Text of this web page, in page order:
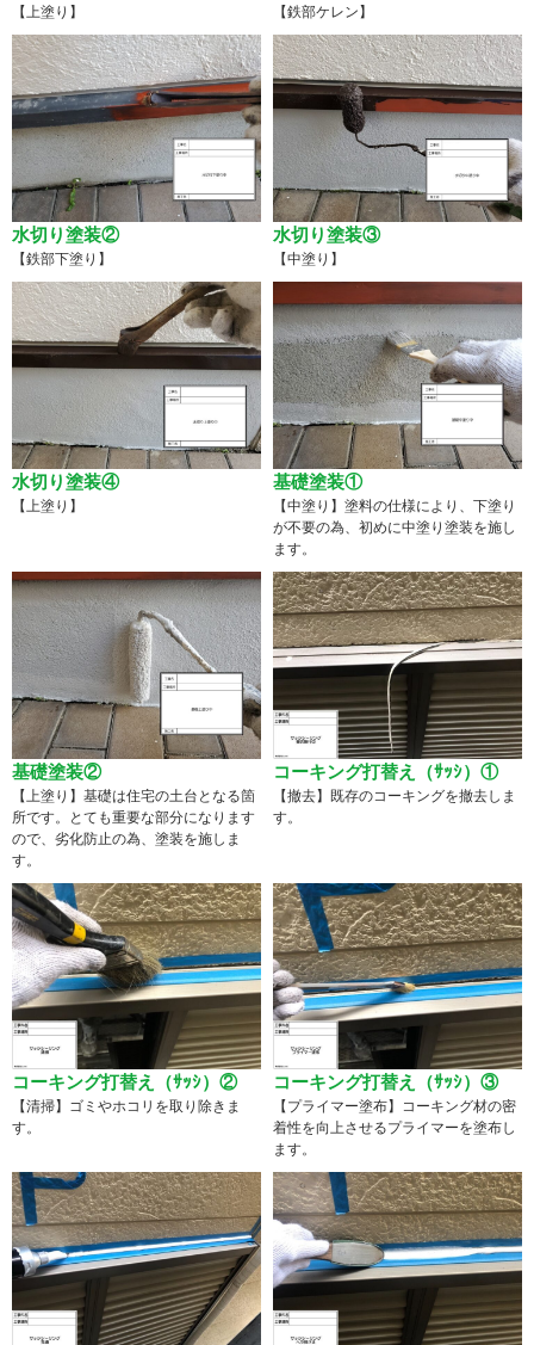
【上塗り】 【鉄部ケレン】
水切り塗装②
【鉄部下塗り】
水切り塗装③
【中塗り】
水切り塗装④
【上塗り】
基礎塗装①
【中塗り】塗料の仕様により、下塗り
が不要の為、初めに中塗り塗装を施し
ます。
基礎塗装②
【上塗り】基礎は住宅の土台となる箇
所です。とても重要な部分になります
ので、劣化防止の為、塗装を施しま
す。
コーキング打替え（ｻｯｼ）①
【撤去】既存のコーキングを撤去しま
す。
コーキング打替え（ｻｯｼ）②
【清掃】ゴミやホコリを取り除きま
す。
コーキング打替え（ｻｯｼ）③
【プライマー塗布】コーキング材の密
着性を向上させるプライマーを塗布し
ます。